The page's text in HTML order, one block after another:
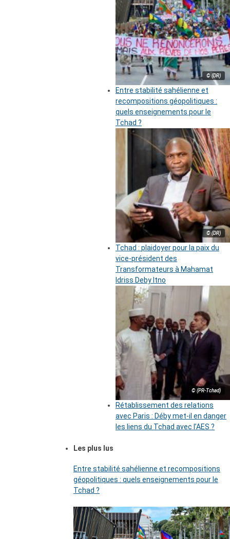
© (DR)
Entre stabilité sahélienne et
recompositions géopolitiques :
quels enseignements pour le
Tchad ?
© (DR)
Tchad : plaidoyer pour la paix du
vice-président des
Transformateurs à Mahamat
Idriss Deby Itno
© (PR-Tchad)
Rétablissement des relations
avec Paris : Déby met-il en danger
les liens du Tchad avec l’AES ?
Les plus lus
Entre stabilité sahélienne et recompositions
géopolitiques : quels enseignements pour le
Tchad ?